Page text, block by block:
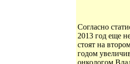
Согласно
2013 год еще
стоят на
годом
онкологом